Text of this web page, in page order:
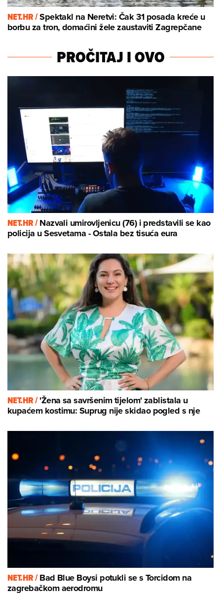
NET.HR /Spektakl na Neretvi: Čak 31 posada kreće u
borbu za tron, domaćini žele zaustaviti Zagrepčane
PROČITAJ I OVO
NET.HR /Nazvali umirovljenicu (76) i predstavili se kao
policija u Sesvetama - Ostala bez tisuća eura
NET.HR /'Žena sa savršenim tijelom' zablistala u
kupaćem kostimu: Suprug nije skidao pogled s nje
NET.HR /Bad Blue Boysi potukli se s Torcidom na
zagrebačkom aerodromu